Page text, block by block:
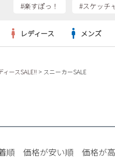
#楽すぽっ！ #スケッチ
検索
レディース
ル
カー
カジュアルシ
ウェア
メンズ
ル
ス・ドレスシューズ
ル
ル
Parade
ィース新入荷
ィースSALE
ク
スバッグ
トートバッグ
品
ィースSALE!! スニーカーSALE
順 価格が安い順 価格が